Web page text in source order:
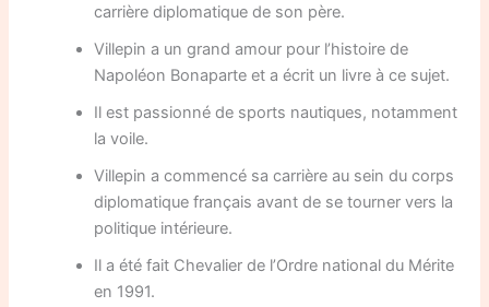
carrière diplomatique de son père.
Villepin a un grand amour pour l’histoire de
Napoléon Bonaparte et a écrit un livre à ce sujet.
Il est passionné de sports nautiques, notamment
la voile.
Villepin a commencé sa carrière au sein du corps
diplomatique français avant de se tourner vers la
politique intérieure.
Il a été fait Chevalier de l’Ordre national du Mérite
en 1991.